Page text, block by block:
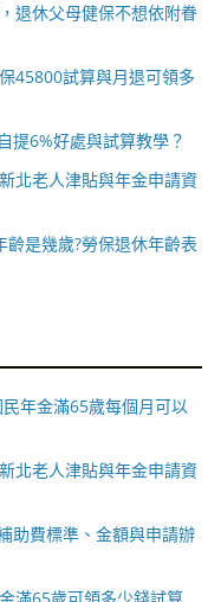
退休父母健保不想依附眷
45800試算與月退可領多
提6%好處與試算教學？
北老人津貼與年金申請資
是幾歲?勞保退休年齡表
年金滿65歲每個月可以
北老人津貼與年金申請資
助費標準、金額與申請辦